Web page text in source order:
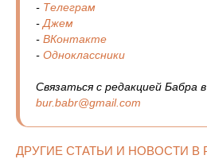
- Телеграм
-Джем
- ВКонтакте
- Одноклассники
Связаться с редакцией Бабра
bur.babr@gmail.com
ДРУГИЕ СТАТЬИ И НОВОСТИ В